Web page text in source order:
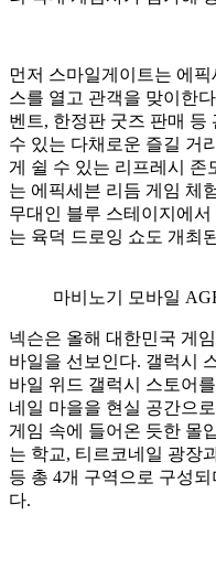
먼저 스마일게이트는 에
스를 열고 관객을 맞이한
벤트, 한정판 굿즈 판매 등
수 있는 다채로운 즐길 거
게 쉴 수 있는 리프레시 존
는 에픽세븐 리듬 게임 체
무대인 블루 스테이지에
는 육덕 드로잉 쇼도 개최
마비노기 모바일
넥슨은 올해 대한민국 게
바일을 선보인다. 갤럭시
바일 위드 갤럭시 스토어
네일 마을을 현실 공간으
게임 속에 들어온 듯한 몰
는 학교, 티르코네일 광장
등 총 4개 구역으로 구성
다.